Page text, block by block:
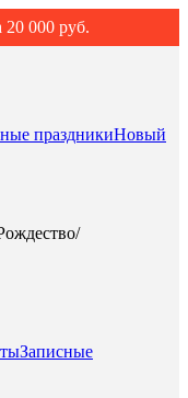
20 000 руб.
праздникиНовый
/
Записные